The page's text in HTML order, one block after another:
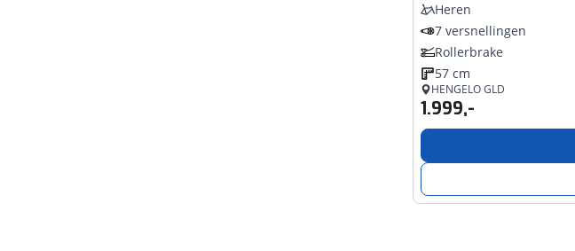
Heren
7 versnellingen
Rollerbrake
57 cm
HENGELO GLD
1.999,-